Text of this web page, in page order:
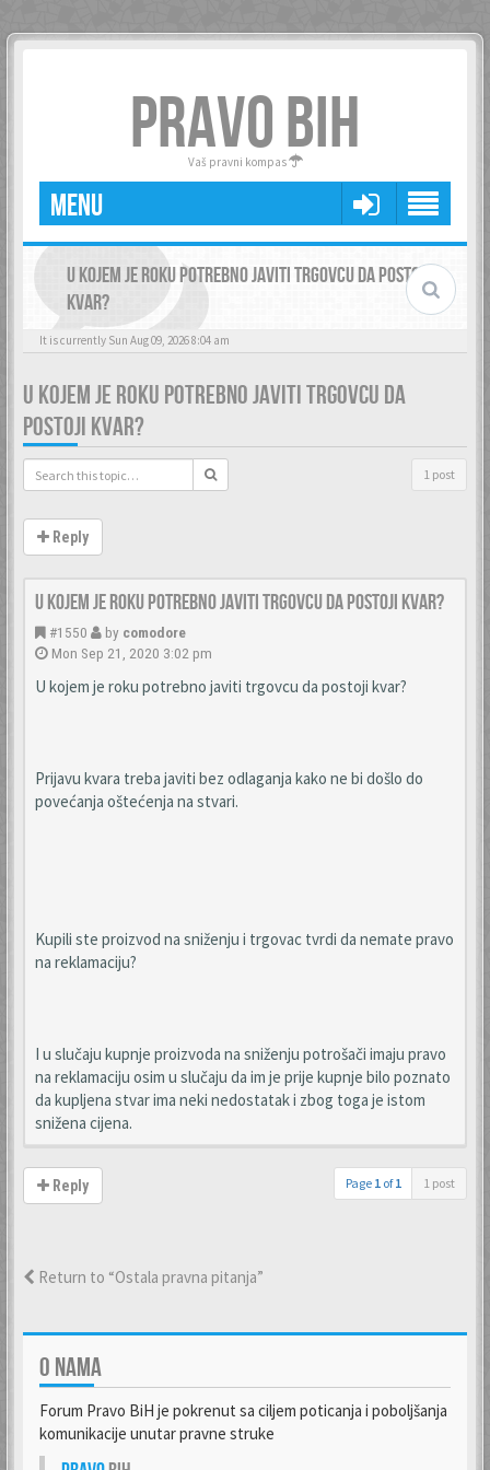
PRAVO BIH
Vaš pravni kompas
MENU
U KOJEM JE ROKU POTREBNO JAVITI TRGOVCU DA POSTOJI
KVAR?
It is currently Sun Aug 09, 2026 8:04 am
U KOJEM JE ROKU POTREBNO JAVITI TRGOVCU DA
POSTOJI KVAR?
1 post
Reply
U kojem je roku potrebno javiti trgovcu da postoji kvar?
#1550 by comodore
Mon Sep 21, 2020 3:02 pm
U kojem je roku potrebno javiti trgovcu da postoji kvar?
Prijavu kvara treba javiti bez odlaganja kako ne bi došlo do
povećanja oštećenja na stvari.
Kupili ste proizvod na sniženju i trgovac tvrdi da nemate pravo
na reklamaciju?
I u slučaju kupnje proizvoda na sniženju potrošači imaju pravo
na reklamaciju osim u slučaju da im je prije kupnje bilo poznato
da kupljena stvar ima neki nedostatak i zbog toga je istom
snižena cijena.
Reply Page 1 of1 1 post
Return to “Ostala pravna pitanja”
O NAMA
Forum Pravo BiH je pokrenut sa ciljem poticanja i poboljšanja
komunikacije unutar pravne struke